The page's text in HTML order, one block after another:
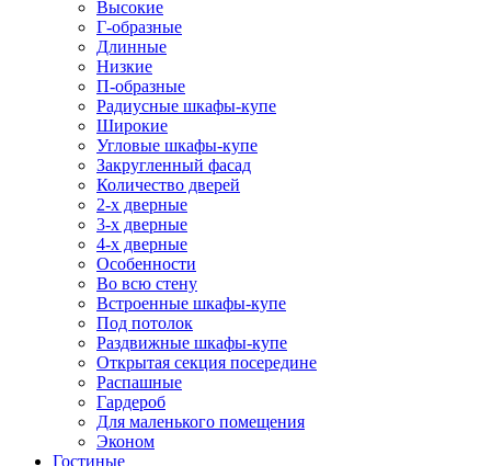
Высокие
Г-образные
Длинные
Низкие
П-образные
Радиусные шкафы-купе
Широкие
Угловые шкафы-купе
Закругленный фасад
Количество дверей
2-х дверные
3-х дверные
4-х дверные
Особенности
Во всю стену
Встроенные шкафы-купе
Под потолок
Раздвижные шкафы-купе
Открытая секция посередине
Распашные
Гардероб
Для маленького помещения
Эконом
Гостиные